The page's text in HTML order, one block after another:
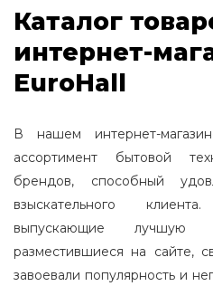
Каталог
интернет-
EuroHall
В нашем интернет-
ассортимент бытовой
брендов, способный
взыскательного
выпускающие
разместившиеся на сайте,
завоевали популярность и